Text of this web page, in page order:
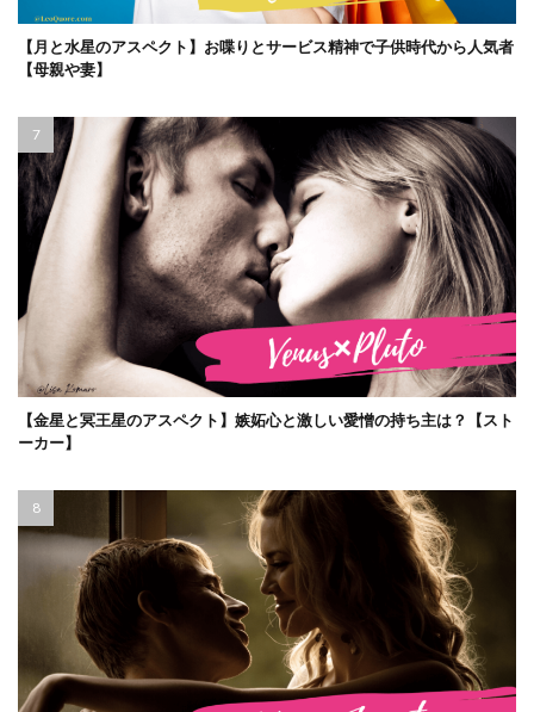
【月と水星のアスペクト】お喋りとサービス精神で子供時代から人気者
【母親や妻】
【金星と冥王星のアスペクト】嫉妬心と激しい愛憎の持ち主は？【スト
ーカー】